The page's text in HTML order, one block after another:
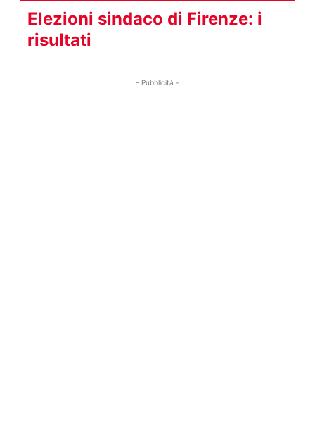
Elezioni sindaco di Firenze: i
risultati
- Pubblicità -